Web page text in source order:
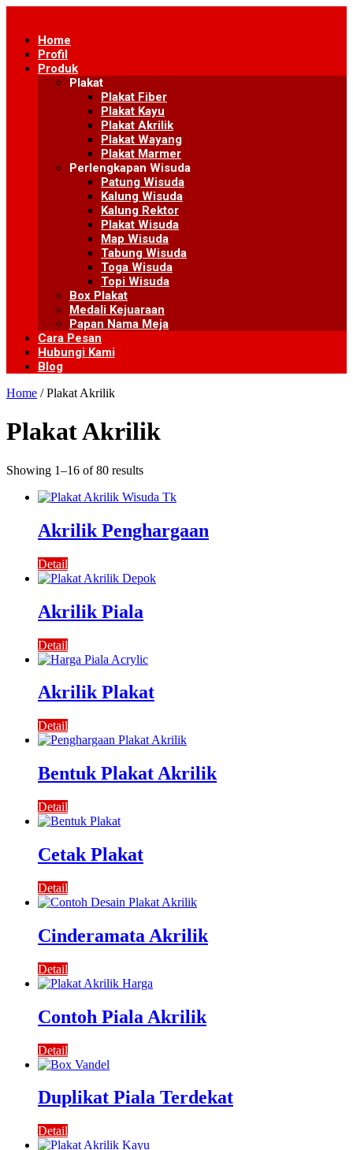
contentHome
Profil
Produk
Plakat
Plakat Fiber
Plakat Kayu
Plakat Akrilik
Plakat Wayang
Plakat Marmer
Perlengkapan Wisuda
Patung Wisuda
Kalung Wisuda
Kalung Rektor
Plakat Wisuda
Map Wisuda
Tabung Wisuda
Toga Wisuda
Topi Wisuda
Box Plakat
Medali Kejuaraan
Papan Nama Meja
Cara Pesan
Hubungi Kami
Blog
Home / Plakat Akrilik
Plakat Akrilik
Showing 1–16 of 80 results
Akrilik Penghargaan
Detail
Akrilik Piala
Detail
Akrilik Plakat
Detail
Bentuk Plakat Akrilik
Detail
Cetak Plakat
Detail
Cinderamata Akrilik
Detail
Contoh Piala Akrilik
Detail
Duplikat Piala Terdekat
Detail